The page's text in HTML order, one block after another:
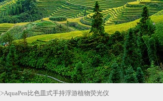
>AquaPen比色皿式手持浮游植物荧光仪